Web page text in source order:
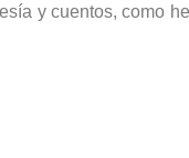
y cuentos, como